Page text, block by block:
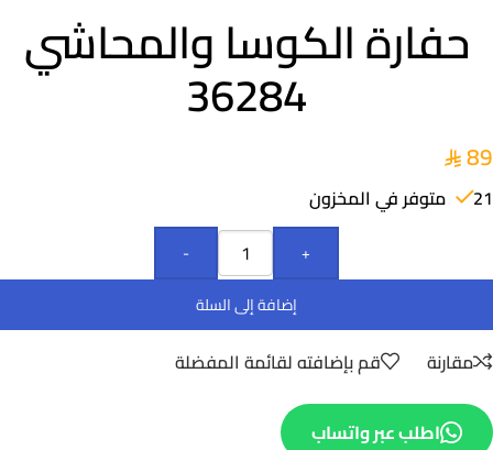
حفارة الكوسا والمحاشي
36284
89
21 متوفر في المخزون
-
+
إضافة إلى السلة
مقارنة قم بإضافته لقائمة المفضلة
اطلب عبر واتساب